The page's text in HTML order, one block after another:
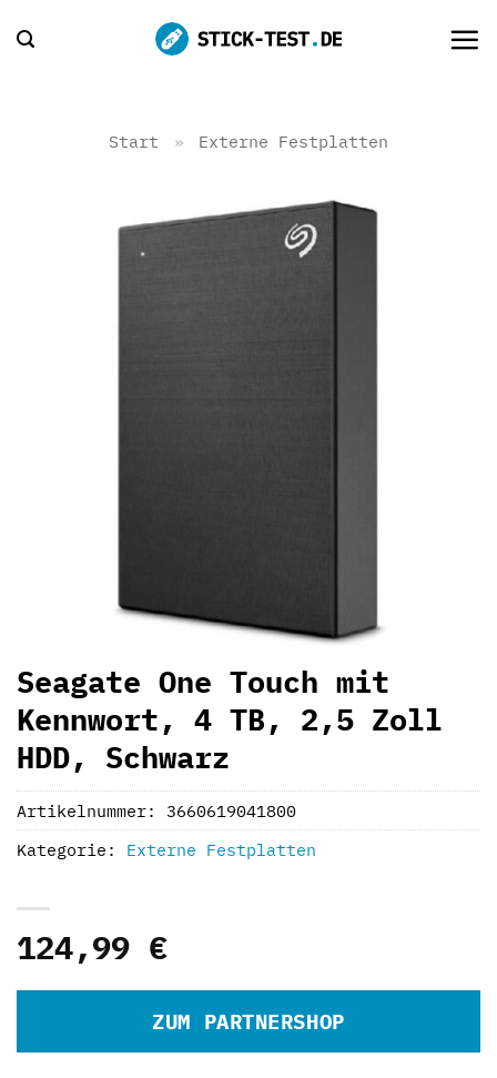
Inhalt
Start » Externe Festplatten
Seagate One Touch mit
Kennwort, 4 TB, 2,5 Zoll
HDD, Schwarz
124,99 €
ZUM PARTNERSHOP
Artikelnummer: 3660619041800
Kategorie: Externe Festplatten